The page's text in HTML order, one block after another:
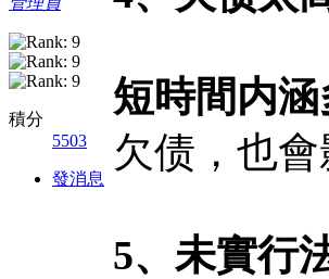
積分
5503
發消息
短時間内
欠债，也
5、未實行